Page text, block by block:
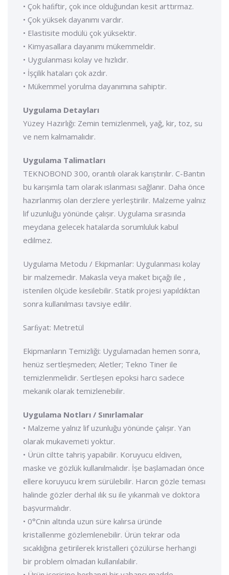
• Çok haﬁftir, çok ince olduğundan kesit arttırmaz.
• Çok yüksek dayanımı vardır.
• Elastisite modülü çok yüksektir.
• Kimyasallara dayanımı mükemmeldir.
• Uygulanması kolay ve hızlıdır.
• İșçilik hataları çok azdır.
• Mükemmel yorulma dayanımına sahiptir.
Uygulama Detayları
Yüzey Hazırlığı: Zemin temizlenmeli, yağ, kir, toz, su
ve nem kalmamalıdır.
Uygulama Talimatları
TEKNOBOND 300, orantılı olarak karıștırılır. C-Bantın
bu karıșımla tam olarak ıslanması sağlanır. Daha önce
hazırlanmıș olan derzlere yerleștirilir. Malzeme yalnız
lif uzunluğu yönünde çalıșır. Uygulama sırasında
meydana gelecek hatalarda sorumluluk kabul
edilmez.
Uygulama Metodu / Ekipmanlar: Uygulanması kolay
bir malzemedir. Makasla veya maket bıçağı ile ,
istenilen ölçüde kesilebilir. Statik projesi yapıldıktan
sonra kullanılması tavsiye edilir.
Sarﬁyat: Metretül
Ekipmanların Temizliği: Uygulamadan hemen sonra,
henüz sertleșmeden; Aletler; Tekno Tiner ile
temizlenmelidir. Sertleșen epoksi harcı sadece
mekanik olarak temizlenebilir.
Uygulama Notları / Sınırlamalar
• Malzeme yalnız lif uzunluğu yönünde çalıșır. Yan
olarak mukavemeti yoktur.
• Ürün ciltte tahriș yapabilir. Koruyucu eldiven,
maske ve gözlük kullanılmalıdır. İșe bașlamadan önce
ellere koruyucu krem sürülebilir. Harcın gözle teması
halinde gözler derhal ılık su ile yıkanmalı ve doktora
bașvurmalıdır.
• 0°Cnin altında uzun süre kalırsa üründe
kristallenme gözlemlenebilir. Ürün tekrar oda
sıcaklığına getirilerek kristalleri çözülürse herhangi
bir problem olmadan kullanılabilir.